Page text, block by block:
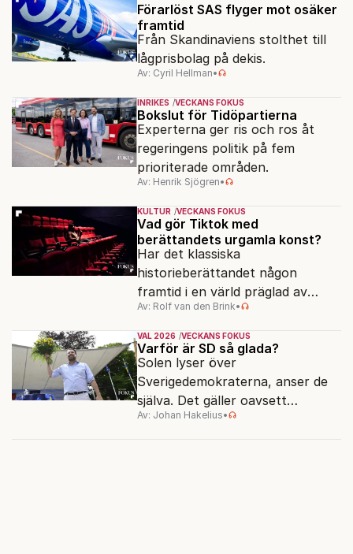
Förarlöst SAS flyger mot osäker
framtid
Från Skandinaviens stolthet till
lågprisbolag på dekis.
Av: Cyril Hellman•
INRIKES VECKANS FOKUS
Bokslut för Tidöpartierna
Experterna ger ris och ros åt
regeringens politik på fem
prioriterade områden.
Av: Henrik Sjögren•
KULTUR VECKANS FOKUS
Vad gör Tiktok med
berättandets urgamla konst?
Har det klassiska
historieberättandet någon
framtid i en värld präglad av
underhållning, effektsökeri och
sekundsnabba kickar?
Av: Rolf van den Brink•
VAL 2026 VECKANS FOKUS
Varför är SD så glada?
Solen lyser över
Sverigedemokraterna, anser de
själva. Det gäller oavsett
valutgången i höst.
Av: Johan Hakelius•